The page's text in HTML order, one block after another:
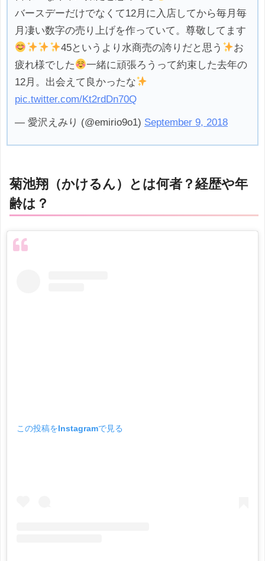
バースデーだけでなくて12月に入店してから毎月毎
月凄い数字の売り上げを作っていて。尊敬してます
45というより水商売の誇りだと思う
お
疲れ様でした
一緒に頑張ろうって約束した去年の
12月。出会えて良かったな
pic.twitter.com/Kt2rdDn70Q
— 愛沢えみり (@emirio9o1) September 9, 2018
菊池翔（かけるん）とは何者？経歴や年
齢は？
この投稿をInstagramで見る